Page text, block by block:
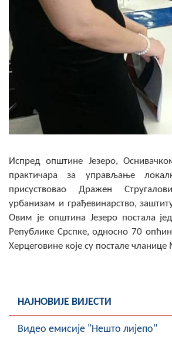
Испред општине Језеро,
практичара за управљање
присуствовао Дражен
урбанизам и грађевинарство,
Овим је општина Језеро постала
Републике Срспке, односно 70
Херцеговине које су постале
НАЈНОВИЈЕ ВИЈЕСТИ
Видео емисије "Нешто лијепо"